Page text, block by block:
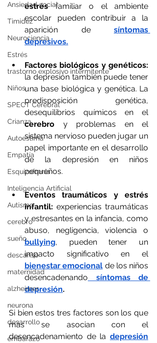
Ansiedad social
Timidez
Neurociencia
Estrés
trastorno explosivo intermitente
Niños
SPECT Cerebral
Crianza
Autoestima
Empatía
Esquizofrenia
Inteligencia Artificial
Autismo
cerebro
sueño
descanso
maternidad
alzheimer
neurona
desarrollo
embarazo
estrés familiar o el ambiente
escolar pueden contribuir a la
aparición de síntomas
depresivos.
Factores biológicos y genéticos:
la depresión también puede tener
una base biológica y genética. La
predisposición genética,
desequilibrios químicos en el
cerebro y problemas en el
sistema nervioso pueden jugar un
papel importante en el desarrollo
de la depresión en niños
pequeños.
Eventos traumáticos y estrés
infantil: experiencias traumáticas
y estresantes en la infancia, como
bullying, pueden tener un
impacto significativo en el
bienestar emocional de los niños
desencadenando síntomas de
depresión.
Si bien estos tres factores son los que
más se asocian con el
desencadenamiento de la depresión